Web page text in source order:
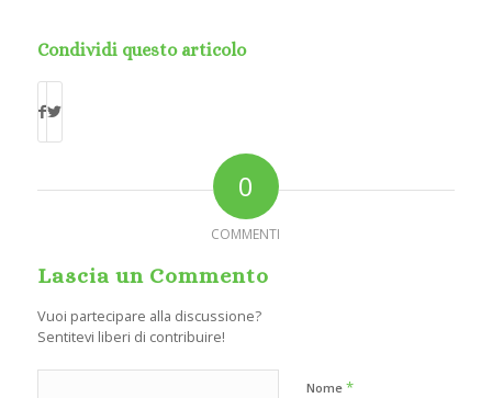
Condividi questo articolo
0
COMMENTI
Lascia un Commento
Vuoi partecipare alla discussione?
Sentitevi liberi di contribuire!
Nome *